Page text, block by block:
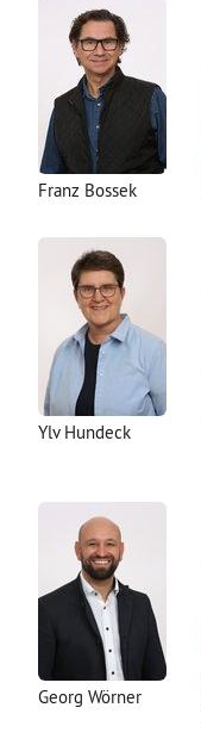
Franz Bossek
Ylv Hundeck
Georg Wörner